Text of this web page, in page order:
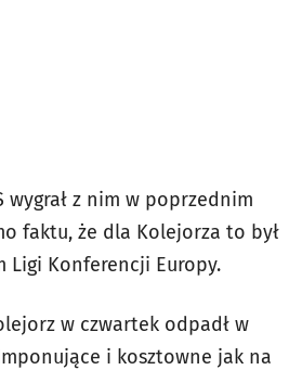
wygrał z nim w poprzednim
faktu, że dla Kolejorza to był
Ligi Konferencji Europy.
w czwartek odpadł w
i kosztowne jak na